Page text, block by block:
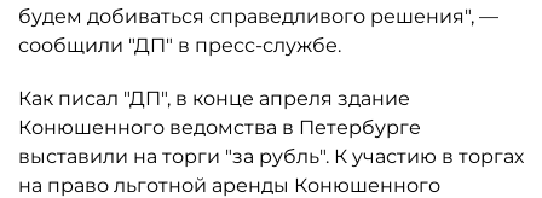
будем добиваться справедливого решения", —
сообщили "ДП" в пресс-службе.
Как писал "ДП", в конце апреля здание
Конюшенного ведомства в Петербурге
выставили на торги "за рубль". К участию в торгах
на право льготной аренды Конюшенного